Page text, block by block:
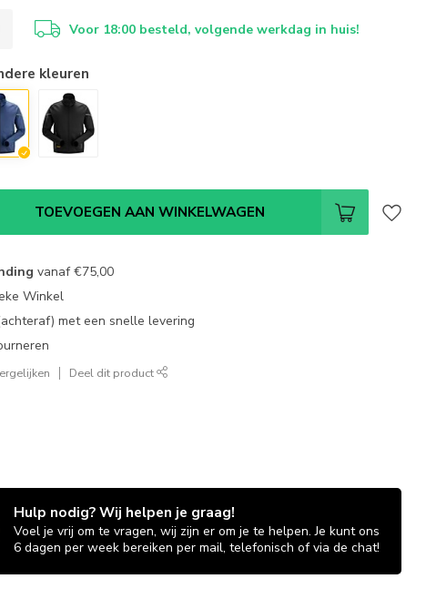
Voor 18:00 besteld, volgende werkdag in huis!
kleuren
TOEVOEGEN AAN WINKELWAGEN
vanaf€75,00
Winkel
met een snelle levering
Deel dit product
Hulp nodig? Wij helpen je graag!
Voel je vrij om te vragen, wij zijn er om je te helpen. Je kunt ons
6 dagen per week bereiken per mail, telefonisch of via de chat!